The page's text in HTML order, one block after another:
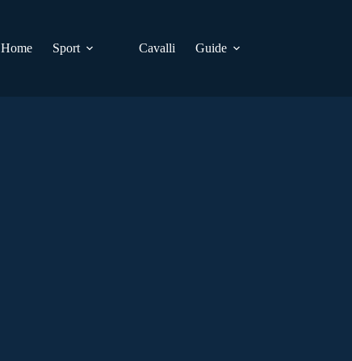
Home
Sport Cavalli Guide